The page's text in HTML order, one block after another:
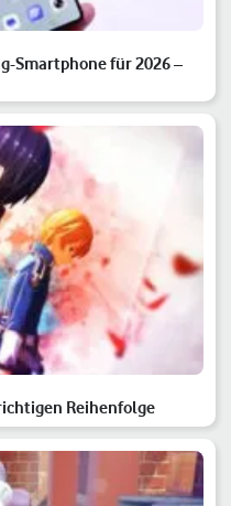
Smartphone für 2026 –
Reihenfolge